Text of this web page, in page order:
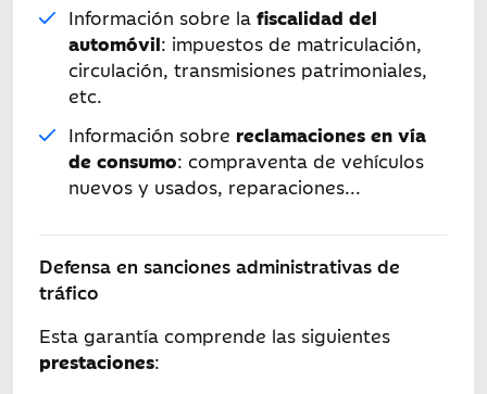
Información sobre la fiscalidad del
automóvil: impuestos de matriculación,
circulación, transmisiones patrimoniales,
etc.
Información sobre reclamaciones en vía
de consumo: compraventa de vehículos
nuevos y usados, reparaciones...
Defensa en sanciones administrativas de
tráfico
Esta garantía comprende las siguientes
prestaciones: